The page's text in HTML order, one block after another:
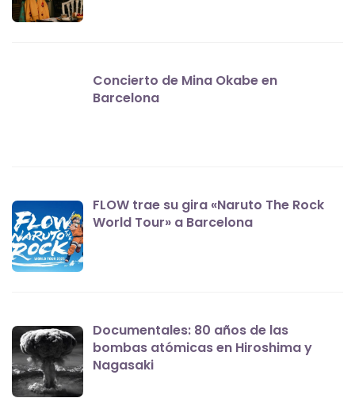
Concierto de Mina Okabe en
Barcelona
FLOW trae su gira «Naruto The Rock
World Tour» a Barcelona
Documentales: 80 años de las
bombas atómicas en Hiroshima y
Nagasaki